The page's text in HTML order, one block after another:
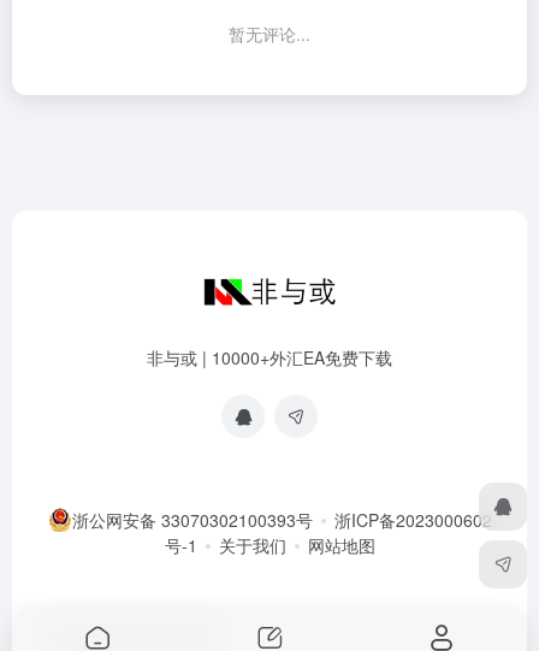
暂无评论...
非与或 | 10000+外汇EA免费下载
浙公网安备 33070302100393号
浙ICP备2023000602
号-1
关于我们 网站地图
Copyright © 2026